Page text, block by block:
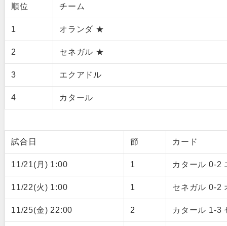
順位 チーム
1 オランダ ★
2 セネガル ★
3 エクアドル
4 カタール
試合日 節 カード
11/21(月) 1:00 1 カタール 0-2
11/22(火) 1:00 1 セネガル 0-2
11/25(金) 22:00 2 カタール 1-3